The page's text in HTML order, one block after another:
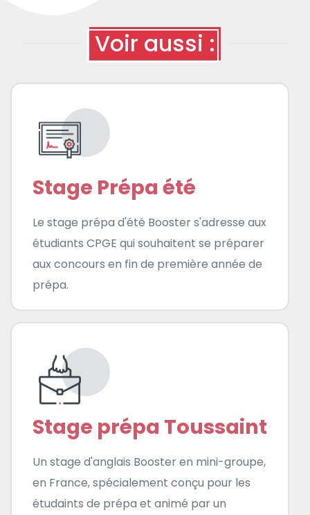
Voir aussi :
Stage Prépa été
Le stage prépa d'été Booster s'adresse aux
étudiants CPGE qui souhaitent se préparer
aux concours en fin de première année de
prépa.
Stage prépa Toussaint
Un stage d'anglais Booster en mini-groupe,
en France, spécialement conçu pour les
étudaints de prépa et animé par un